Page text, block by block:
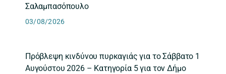
Σαλαμπασόπουλο
03/08/2026
Πρόβλεψη κινδύνου πυρκαγιάς για το Σάββατο 1
Αυγούστου 2026 – Κατηγορία 5 για τον Δήμο